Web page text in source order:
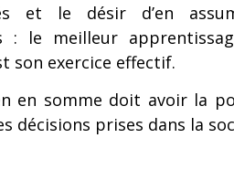
et le désir d’en
: le meilleur
son exercice effectif.
en somme doit avoir la
décisions prises dans la